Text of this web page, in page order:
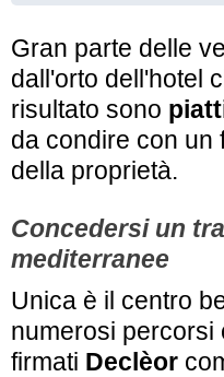
Gran parte delle
dall'orto dell'hotel
risultato sono
da condire con un
della proprietà.
Concedersi un
mediterranee
Unica è il centro
numerosi percorsi
firmati Declèor